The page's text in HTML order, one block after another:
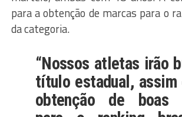
para a obtenção de marcas para o
da categoria.
“Nossos atletas irão
título estadual, assim
obtenção de boas